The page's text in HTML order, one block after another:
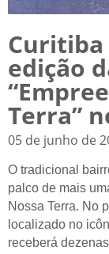
Curitiba
edição
Terra”
05 de junho de
O tradicional
palco de mais
Nossa Terra. No
localizado no
receberá